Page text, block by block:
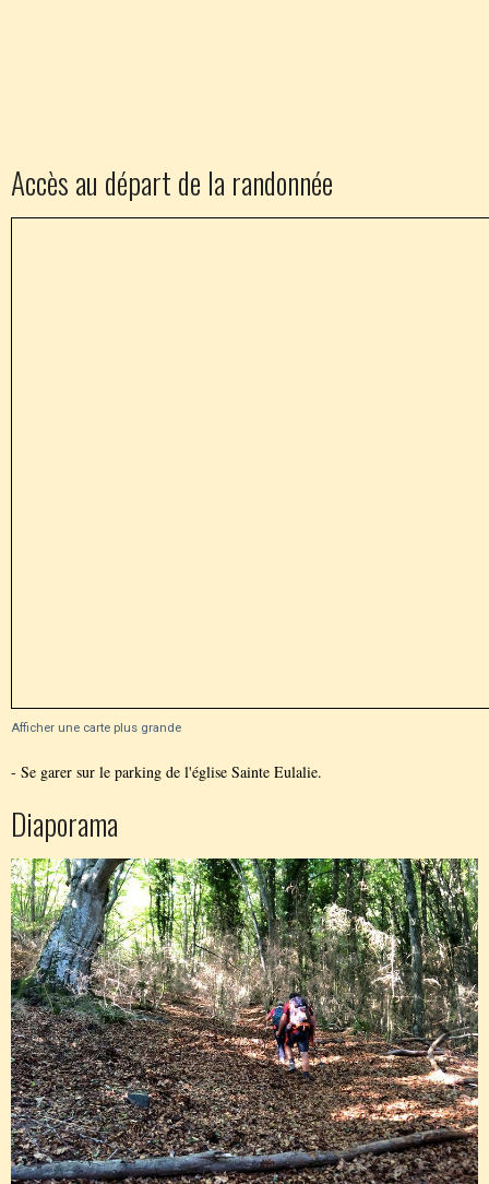
Accès au départ de la randonnée
Afficher une carte plus grande
- Se garer sur le parking de l'église Sainte Eulalie.
Diaporama